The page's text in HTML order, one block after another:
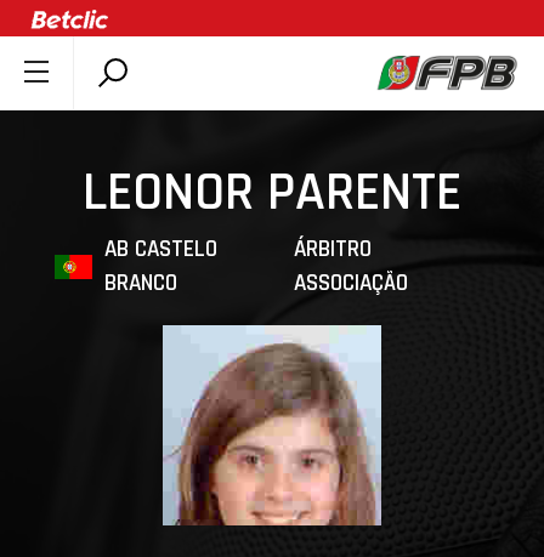
SOBRE A FPB
DOCUMENTOS
ÚLTIMAS
COMPETIÇÕES
ASSOCIAÇÕES
MINIBASQUETE
ÁREA TÉCNICA
AB CASTELO
BRANCO
ÁRBITRO
ASSOCIAÇÃO
LEONOR PARENTE